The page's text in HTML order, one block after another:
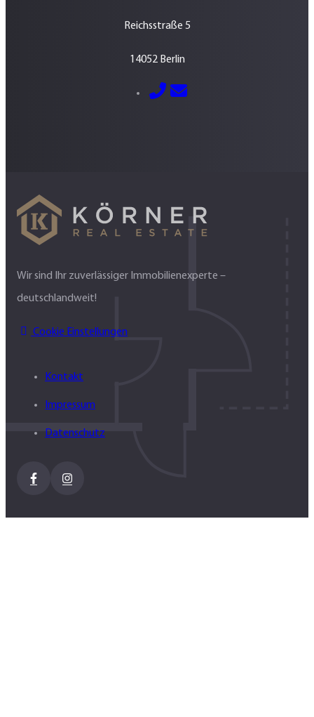
Reichsstraße 5
14052 Berlin
030 – 700 800 760
E-Mail senden
Wir sind Ihr zuverlässiger Immobilienexperte –
deutschlandweit!
Cookie Einstellungen
Kontakt
Impressum
Datenschutz